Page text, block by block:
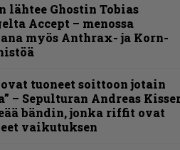
lähtee Ghostin Tobias
Accept – menossa
myös Anthrax- ja Korn-
ovat tuoneet soittoon jotain
– Sepulturan Andreas
bändin, jonka riffit ovat
vaikutuksen